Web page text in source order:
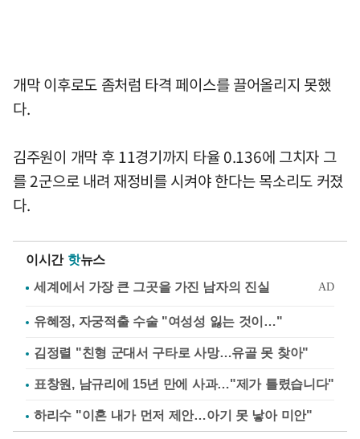
개막 이후로도 좀처럼 타격 페이스를 끌어올리지 못했
다.
김주원이 개막 후 11경기까지 타율 0.136에 그치자 그
를 2군으로 내려 재정비를 시켜야 한다는 목소리도 커졌
다.
이시간 핫뉴스
유혜정, 자궁적출 수술 "여성성 잃는 것이…"
김정렬 "친형 군대서 구타로 사망…유골 못 찾아"
표창원, 남규리에 15년 만에 사과…"제가 틀렸습니다"
하리수 "이혼 내가 먼저 제안…아기 못 낳아 미안"